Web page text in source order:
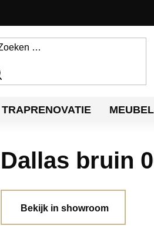
TRAPRENOVATIE
Dallas bruin
Bekijk in showroom